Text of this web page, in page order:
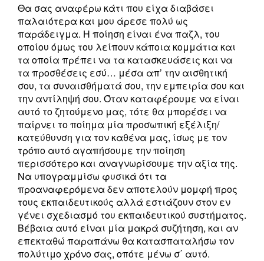
Θα σας αναφέρω κάτι που είχα διαβάσει
παλαιότερα και μου άρεσε πολύ ως
παράδειγμα. Η ποίηση είναι ένα παζλ, του
οποίου όμως του λείπουν κάποια κομμάτια και
τα οποία πρέπει να τα κατασκευάσεις και να
τα προσθέσεις εσύ… μέσα απ’ την αισθητική
σου, τα συναισθήματά σου, την εμπειρία σου και
την αντίληψή σου. Όταν καταφέρουμε να είναι
αυτό το ζητούμενο μας, τότε θα μπορέσει να
παίρνει το ποίημα μία προσωπική εξέλιξη/
κατεύθυνση για τον καθένα μας, ίσως με τον
τρόπο αυτό αγαπήσουμε την ποίηση
περισσότερο και αναγνωρίσουμε την αξία της.
Να υπογραμμίσω φυσικά ότι τα
προαναφερόμενα δεν αποτελούν μομφή προς
τους εκπαιδευτικούς αλλά εστιάζουν στον εν
γένει σχεδιασμό του εκπαιδευτικού συστήματος.
Βέβαια αυτό είναι μία μακρά συζήτηση, και αν
επεκταθώ παραπάνω θα κατασπαταλήσω τον
πολύτιμο χρόνο σας, οπότε μένω σ΄ αυτό.